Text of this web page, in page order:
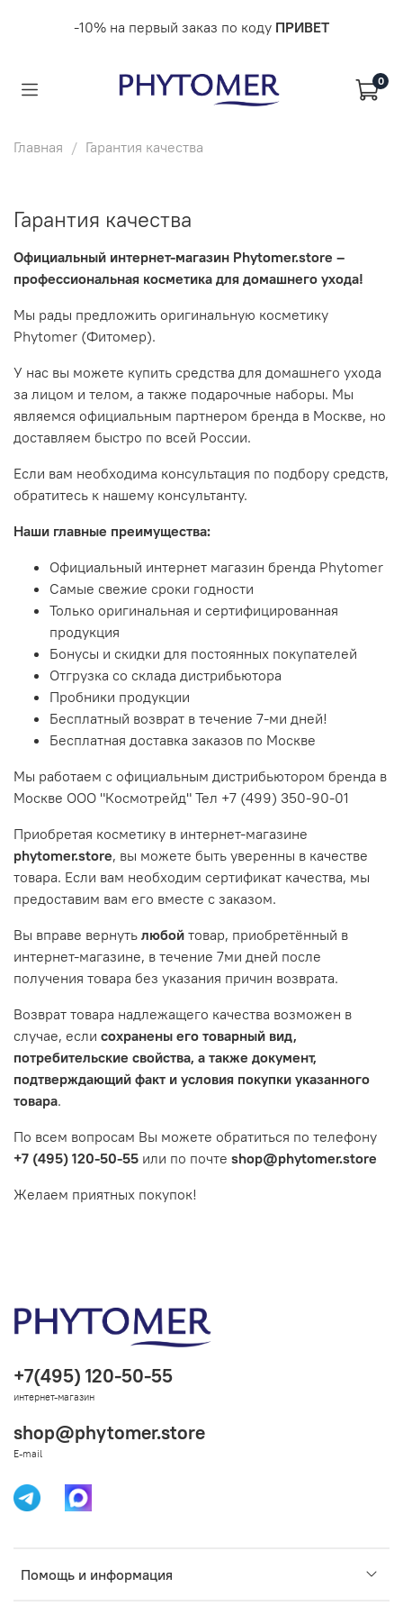
-10% на первый заказ по коду ПРИВЕТ
0
Главная Гарантия качества
Гарантия качества
Официальный интернет-магазин Phytomer.store –
профессиональная косметика для домашнего ухода!
Мы рады предложить оригинальную косметику
Phytomer (Фитомер).
У нас вы можете купить средства для домашнего ухода
за лицом и телом, а также подарочные наборы. Мы
являемся официальным партнером бренда в Москве, но
доставляем быстро по всей России.
Если вам необходима консультация по подбору средств,
обратитесь к нашему консультанту.
Наши главные преимущества:
Официальный интернет магазин бренда Phytomer
Самые свежие сроки годности
Только оригинальная и сертифицированная
продукция
Бонусы и скидки для постоянных покупателей
Отгрузка со склада дистрибьютора
Пробники продукции
Бесплатный возврат в течение 7-ми дней!
Бесплатная доставка заказов по Москве
Мы работаем с официальным дистрибьютором бренда в
Москве ООО "Космотрейд" Тел +7 (499) 350-90-01
Приобретая косметику в интернет-магазине
phytomer.store, вы можете быть уверенны в качестве
товара. Если вам необходим сертификат качества, мы
предоставим вам его вместе с заказом.
Вы вправе вернуть любой товар, приобретённый в
интернет-магазине, в течение 7ми дней после
получения товара без указания причин возврата.
Возврат товара надлежащего качества возможен в
случае, если сохранены его товарный вид,
потребительские свойства, а также документ,
подтверждающий факт и условия покупки указанного
товара.
По всем вопросам Вы можете обратиться по телефону
+7 (495) 120-50-55 или по почте shop@phytomer.store
Желаем приятных покупок!
Помощь и информация
+7(495) 120-50-55
интернет-магазин
shop@phytomer.store
E-mail